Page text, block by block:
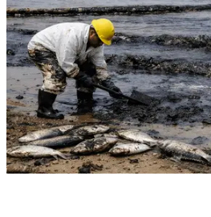
RECIENTE
El desastre de